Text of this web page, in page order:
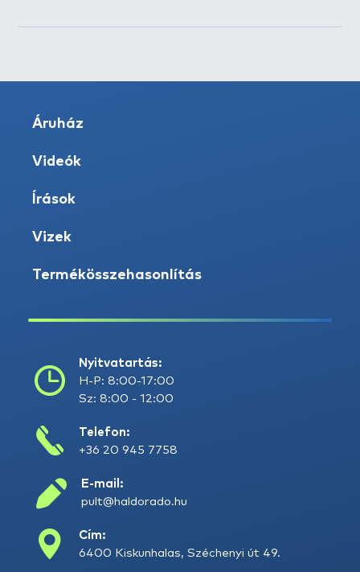
Áruház
Videók
Írások
Vizek
Termékösszehasonlítás
Nyitvatartás:
H-P: 8:00-17:00
Sz: 8:00 - 12:00
Telefon:
+36 20 945 7758
E-mail:
pult@haldorado.hu
Cím:
6400 Kiskunhalas, Széchenyi út 49.